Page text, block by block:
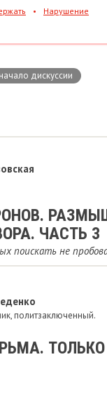
• Нарушение
дискуссии
ЧАСТЬ 3
поискать не
политзаключенный.